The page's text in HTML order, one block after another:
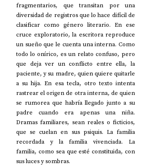
fragmentarios, que transitan por una
diversidad de registros que lo hace difícil de
clasificar como género literario. En ese
cruce exploratorio, la escritora reproduce
un sueño que le cuenta una interna. Como
todo lo onírico, es un relato confuso, pero
que deja ver un conflicto entre ella, la
paciente, y su madre, quien quiere quitarle
a su hija. En esa tecla, otro texto intenta
rastrear el origen de otra interna, de quien
se rumorea que habría llegado junto a su
padre cuando era apenas una niña.
Dramas familiares, sean reales o ficticios,
que se cuelan en sus psiquis. La familia
recordada y la familia vivenciada. La
familia, como sea que esté constituida, con
sus luces y sombras.